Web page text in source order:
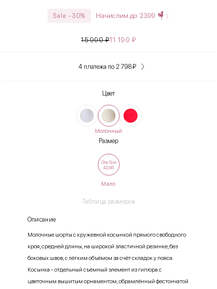
Sale -30% Начислим до 2399
15 990₽11 190 ₽
4 платежа по 2 798₽
Цвет
Молочный
Размер
Таблица размеров
One Size
42/46
Мало
Описание
Молочные шорты с кружевной косынкой прямого свободного
кроя, средней длины, на широкой эластичной резинке, без
боковых швов, с лёгким объёмом за счёт складок у пояса.
Косынка - отдельный съёмный элемент из гипюра с
цветочным вышитым орнаментом, обрамлённый фестончатой